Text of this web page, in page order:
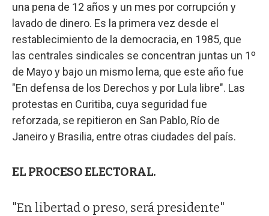
una pena de 12 años y un mes por corrupción y
lavado de dinero. Es la primera vez desde el
restablecimiento de la democracia, en 1985, que
las centrales sindicales se concentran juntas un 1º
de Mayo y bajo un mismo lema, que este año fue
"En defensa de los Derechos y por Lula libre". Las
protestas en Curitiba, cuya seguridad fue
reforzada, se repitieron en San Pablo, Río de
Janeiro y Brasilia, entre otras ciudades del país.
EL PROCESO ELECTORAL.
"En libertad o preso, será presidente"